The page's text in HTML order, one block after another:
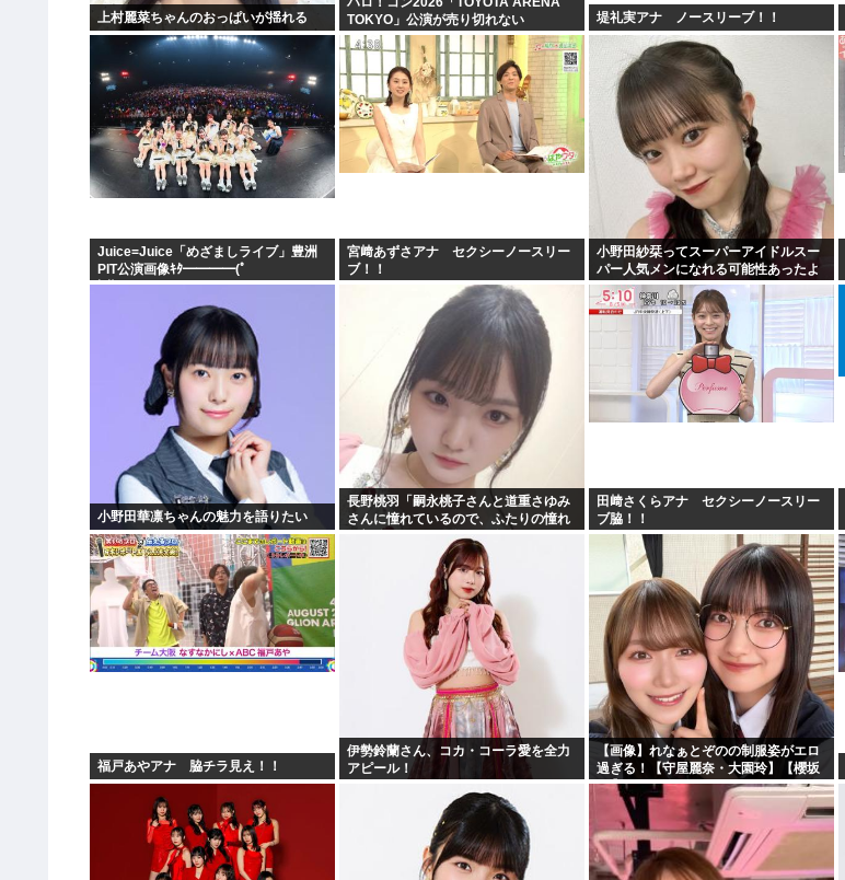
上村麗菜ちゃんのおっぱいが揺れる
TOKYO」公演が売り切れない
堤礼実アナ ノースリーブ！！
Juice=Juice「めざましライブ」豊洲
PIT公演画像ｷﾀ━━━━(ﾟ
∀ﾟ)━━━━!!
宮﨑あずさアナ セクシーノースリー
ブ！！
小野田紗栞ってスーパーアイドルスー
パー人気メンになれる可能性あったよ
な？
小野田華凛ちゃんの魅力を語りたい
長野桃羽「嗣永桃子さんと道重さゆみ
さんに憧れているので、ふたりの憧れ
の部分をぎゅっと集めた存在になり
田﨑さくらアナ セクシーノースリー
ブ脇！！
福戸あやアナ 脇チラ見え！！
伊勢鈴蘭さん、コカ・コーラ愛を全力
アピール！
【画像】れなぁとぞのの制服姿がエロ
過ぎる！【守屋麗奈・大園玲】【櫻坂
46】